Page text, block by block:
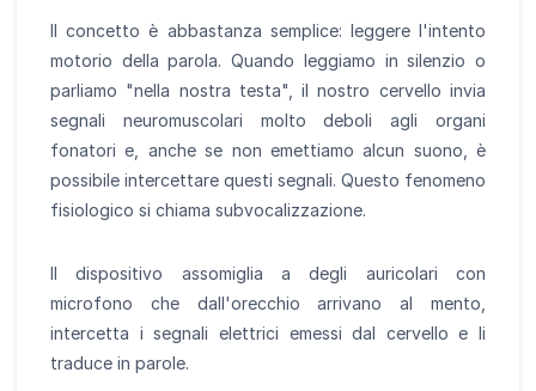
Il concetto è abbastanza semplice: leggere l'intento
motorio della parola. Quando leggiamo in silenzio o
parliamo "nella nostra testa", il nostro cervello invia
segnali neuromuscolari molto deboli agli organi
fonatori e, anche se non emettiamo alcun suono, è
possibile intercettare questi segnali. Questo fenomeno
fisiologico si chiama subvocalizzazione.
Il dispositivo assomiglia a degli auricolari con
microfono che dall'orecchio arrivano al mento,
intercetta i segnali elettrici emessi dal cervello e li
traduce in parole.